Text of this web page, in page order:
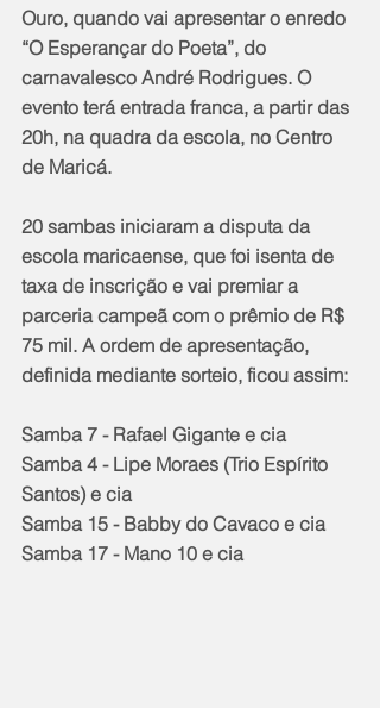
Ouro, quando vai apresentar o enredo
“O Esperançar do Poeta”, do
carnavalesco André Rodrigues. O
evento terá entrada franca, a partir das
20h, na quadra da escola, no Centro
de Maricá.
20 sambas iniciaram a disputa da
escola maricaense, que foi isenta de
taxa de inscrição e vai premiar a
parceria campeã com o prêmio de R$
75 mil. A ordem de apresentação,
definida mediante sorteio, ficou assim:
Samba 7 - Rafael Gigante e cia
Samba 4 - Lipe Moraes (Trio Espírito
Santos) e cia
Samba 15 - Babby do Cavaco e cia
Samba 17 - Mano 10 e cia